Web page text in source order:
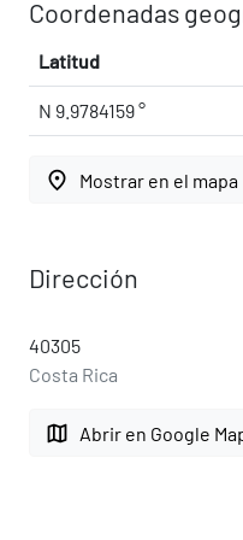
Coordenadas
Latitud
N 9.9784159 °
place Mostrar en el mapa
Dirección
40305
Costa Rica
map Abrir en Google